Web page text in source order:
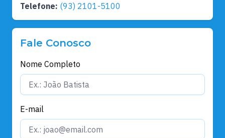
Telefone: (93) 2101-5100
Fale Conosco
Nome Completo
E-mail